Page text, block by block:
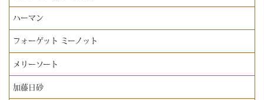
ハーマン
フォーゲット ミーノット
メリーソート
加藤日砂